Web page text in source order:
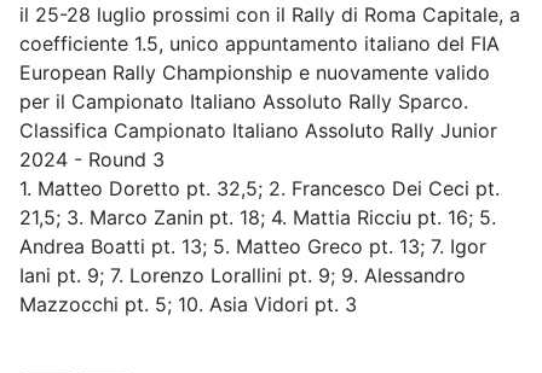
il 25-28 luglio prossimi con il Rally di Roma Capitale, a
coefficiente 1.5, unico appuntamento italiano del FIA
European Rally Championship e nuovamente valido
per il Campionato Italiano Assoluto Rally Sparco.
Classifica Campionato Italiano Assoluto Rally Junior
2024 - Round 3
1. Matteo Doretto pt. 32,5; 2. Francesco Dei Ceci pt.
21,5; 3. Marco Zanin pt. 18; 4. Mattia Ricciu pt. 16; 5.
Andrea Boatti pt. 13; 5. Matteo Greco pt. 13; 7. Igor
Iani pt. 9; 7. Lorenzo Lorallini pt. 9; 9. Alessandro
Mazzocchi pt. 5; 10. Asia Vidori pt. 3